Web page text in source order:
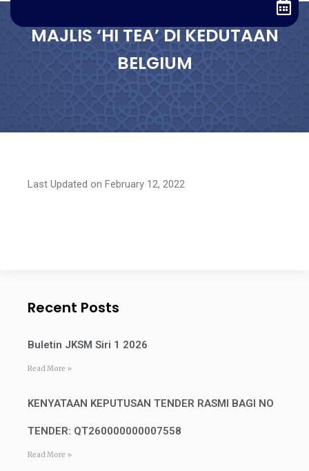
MAJLIS ‘HI TEA’ DI KEDUTAAN
BELGIUM
Last Updated on February 12, 2022
Recent Posts
Buletin JKSM Siri 1 2026
Read More »
KENYATAAN KEPUTUSAN TENDER RASMI BAGI NO
TENDER: QT260000000007558
Read More »